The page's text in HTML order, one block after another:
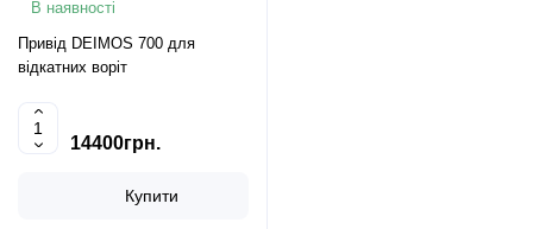
В наявності
Привід DEIMOS 700 для
відкатних воріт
14400грн.
Купити